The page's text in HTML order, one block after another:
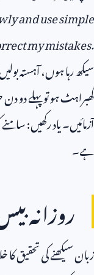
slowly and
Correct my
آہستہ بولیں
تو پہلے دو دن صرف
رکھیں: سامنے
بیس
کی تحقیق کا خلاصہ